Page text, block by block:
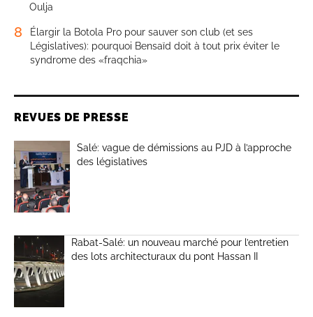
Oulja
8
Élargir la Botola Pro pour sauver son club (et ses
Législatives): pourquoi Bensaïd doit à tout prix éviter le
syndrome des «fraqchia»
REVUES DE PRESSE
Salé: vague de démissions au PJD à l’approche
des législatives
Rabat-Salé: un nouveau marché pour l’entretien
des lots architecturaux du pont Hassan II